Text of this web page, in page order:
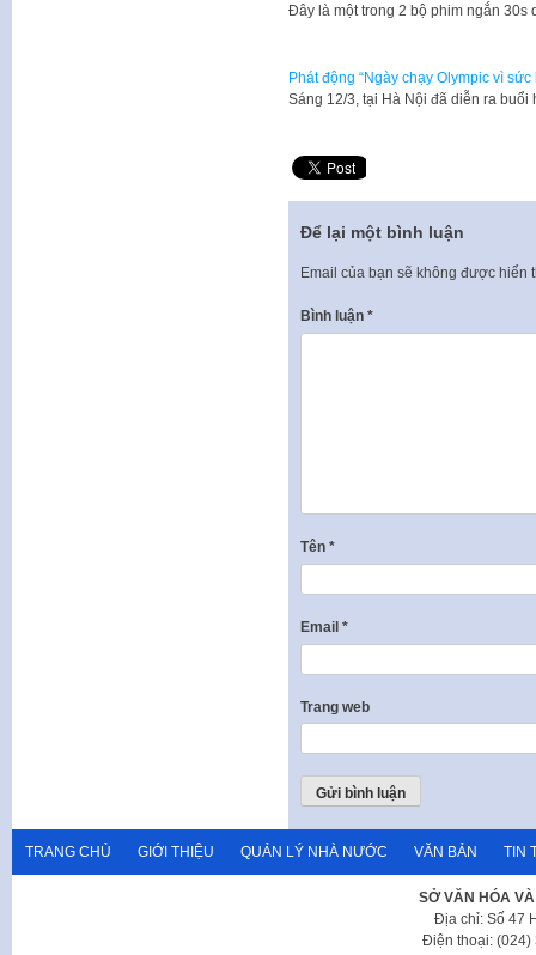
Đây là một trong 2 bộ phim ngắn
Phát động “Ngày chạy Olympic vì sức
​Sáng 12/3, tại Hà Nội đã diễn ra
Để lại một bình luận
Email của bạn sẽ không được hiển
Bình luận *
Tên *
Email *
Trang web
TRANG CHỦ GIỚI THIỆU QUẢN LÝ NHÀ NƯỚC VĂN BẢN TIN
SỞ VĂN HÓA
Địa chỉ: Số 47
Điện thoại: (024)